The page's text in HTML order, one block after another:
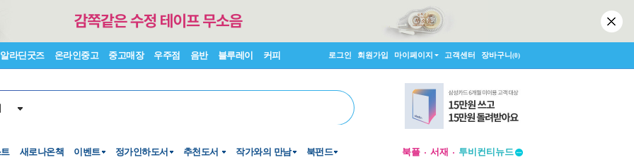
알라딘굿즈 온라인중고 중고매장 우주점 음반 블루레이 커피 로그인 회원가입 마이페이지 고객센터 장바구니(0)
새로나온책 이벤트 정가인하도서 추천도서 작가와의 만남 북펀드 북플 서재
창작플랫폼